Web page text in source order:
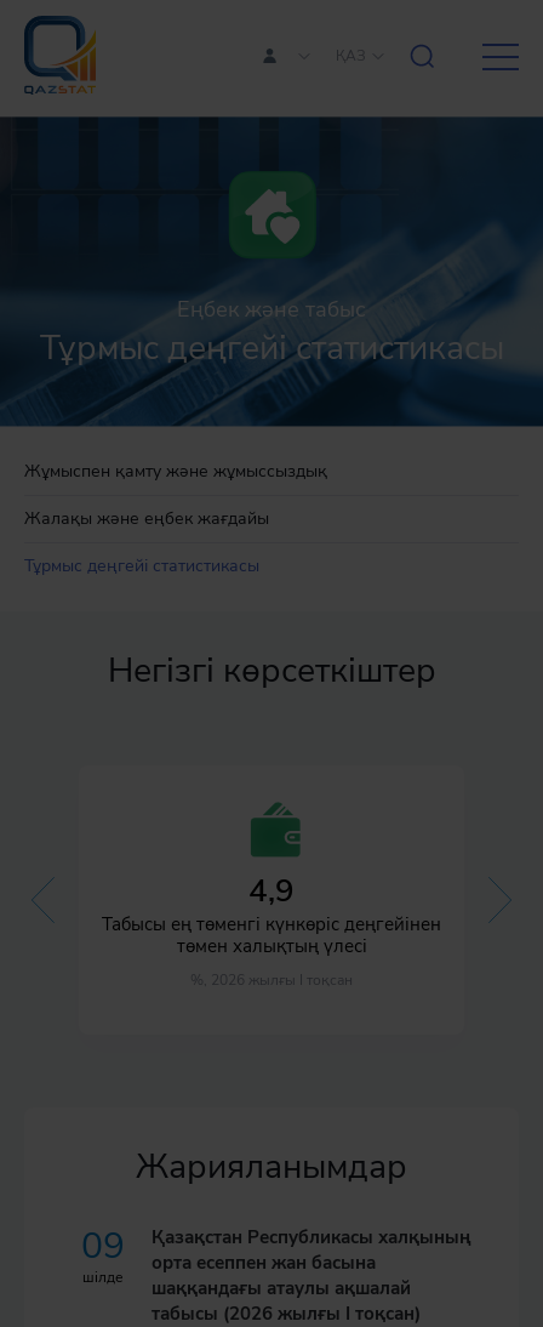
ҚАЗ
Жұмыспен қамту және жұмыссыздық
Жалақы және еңбек жағдайы
Тұрмыс деңгейі статистикасы
Еңбек және табыс
Тұрмыс деңгейі статистикасы
Негізгі көрсеткіштер
4,9
Табысы ең төменгі күнкөріс деңгейінен
төмен халықтың үлесі
%, 2026 жылғы I тоқсан
Жарияланымдар
09
шілде
Қазақстан Республикасы халқының
орта есеппен жан басына
шаққандағы атаулы ақшалай
табысы (2026 жылғы I тоқсан)